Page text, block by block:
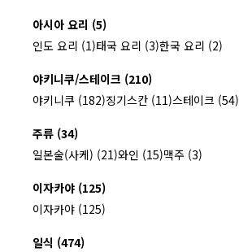
아시아 요리 (5)
인도 요리 (1)태국 요리 (3)한국 요리 (2)
야키니쿠/스테이크 (210)
야키니쿠 (182)징기스칸 (11)스테이크 (54)
주류 (34)
일본술(사케) (21)와인 (15)맥주 (3)
이자카야 (125)
이자카야 (125)
일식 (474)